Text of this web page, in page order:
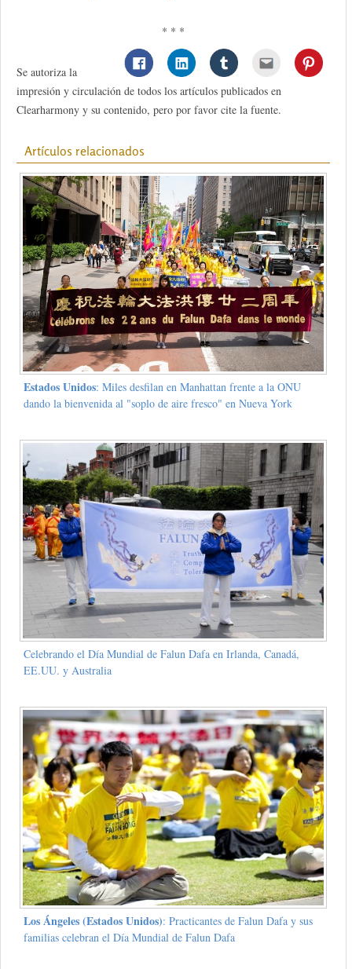
* * *
Se autoriza la
impresión y circulación de todos los artículos publicados en
Clearharmony y su contenido, pero por favor cite la fuente.
Artículos relacionados
Estados Unidos: Miles desfilan en Manhattan frente a la ONU
dando la bienvenida al "soplo de aire fresco" en Nueva York
Celebrando el Día Mundial de Falun Dafa en Irlanda, Canadá,
EE.UU. y Australia
Los Ángeles (Estados Unidos): Practicantes de Falun Dafa y sus
familias celebran el Día Mundial de Falun Dafa